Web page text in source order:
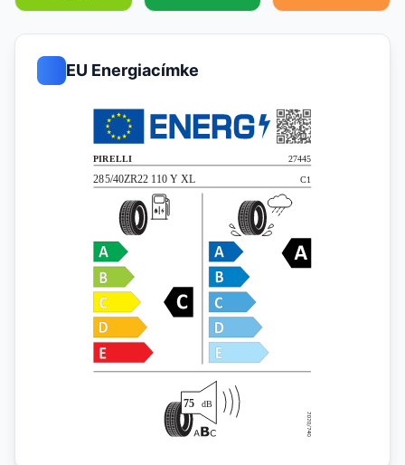
EU Energiacímke